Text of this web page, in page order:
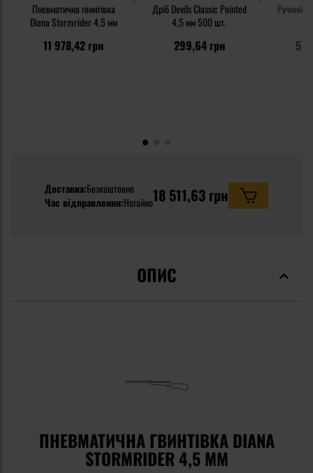
Пневматична гвинтівка
Diana Stormrider 4,5 мм
11 978,42 грн
Дріб Devils Classic Pointed
4,5 мм 500 шт.
299,64 грн
Ручний
5
Доставка:Безкоштовно
Час відправлення:Негайно18 511,63 грн
ОПИС
ПНЕВМАТИЧНА ГВИНТІВКА DIANA
STORMRIDER 4,5 ММ